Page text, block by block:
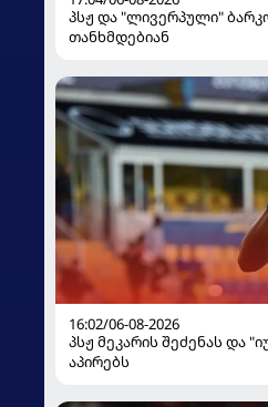
პსჟ და "ლივერპული"
თანხმდებიან
16:02/06-08-2026
პსჟ მეკარის შეძენას და
აპირებს